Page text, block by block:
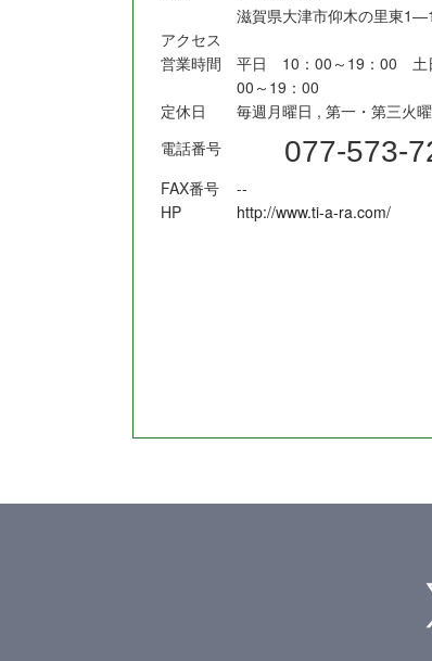
滋賀県大津市仰木の里東
アクセス
営業時間
平日 10：00～19：00 土
00～19：00
定休日
毎週月曜日 , 第一・第三火曜
電話番号
077-573-
FAX番号
--
HP
http://www.ti-a-ra.com/